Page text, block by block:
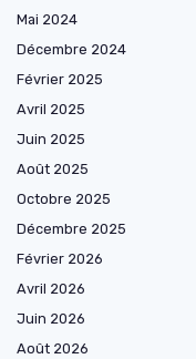
Mai 2024
Décembre 2024
Février 2025
Avril 2025
Juin 2025
Août 2025
Octobre 2025
Décembre 2025
Février 2026
Avril 2026
Juin 2026
Août 2026